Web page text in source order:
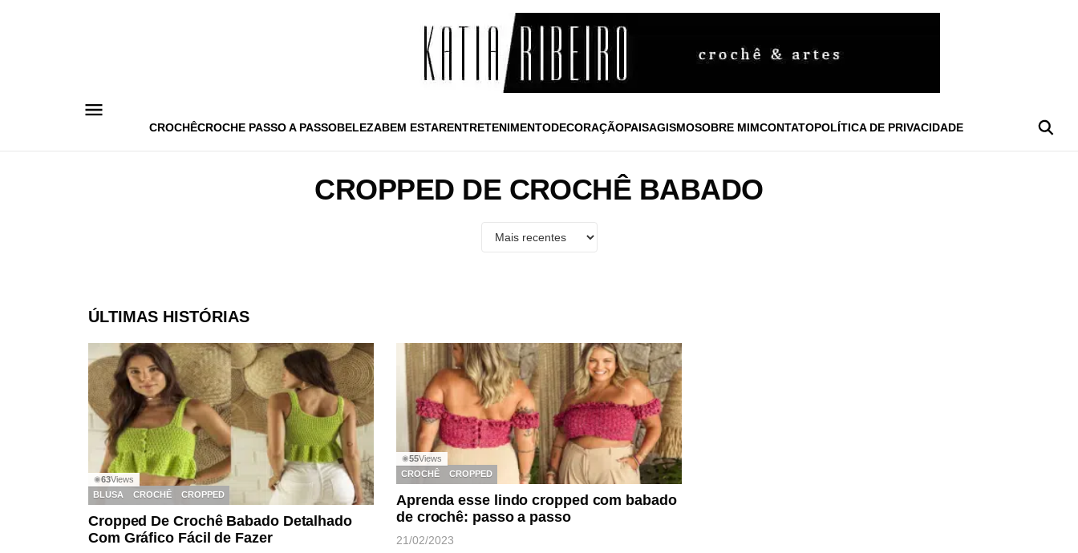
CROCHÊCROCHE PASSO A PASSOBELEZABEM ESTARENTRETENIMENTODECORAÇÃOPAISAGISMOSOBRE MIMCONTATOPOLÍTICA DE PRIVACIDADE
CROPPED DE CROCHÊ BABADO
ÚLTIMAS HISTÓRIAS
◉63Views
BLUSA
CROCHÊ CROPPED
Cropped De Crochê Babado Detalhado
Com Gráfico Fácil de Fazer
◉55Views
CROCHÊ
CROPPED
Aprenda esse lindo cropped com babado
de crochê: passo a passo
21/02/2023